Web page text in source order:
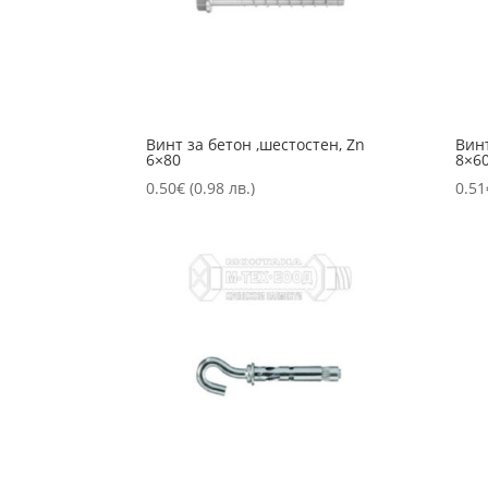
Винт за бетон ,шестостен, Zn
6×80
0.50€ (0.98 лв.)
0.51